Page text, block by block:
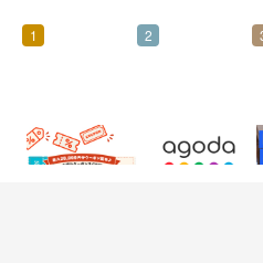
1
0.5%還元
2
2%還元